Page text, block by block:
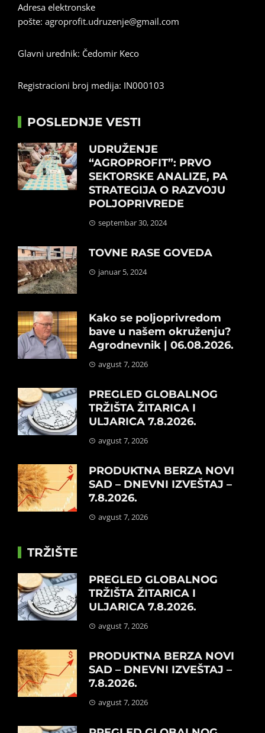
Adresa elektronske
pošte: agroprofit.udruzenje@gmail.com
Glavni urednik: Čedomir Keco
Registracioni broj medija: IN000103
POSLEDNJE VESTI
UDRUŽENJE
“AGROPROFIT”: PRVO
SEKTORSKE ANALIZE, PA
STRATEGIJA O RAZVOJU
POLJOPRIVREDE
septembar 30, 2024
TOVNE RASE GOVEDA
januar 5, 2024
Kako se poljoprivredom
bave u našem okruženju?
Agrodnevnik | 06.08.2026.
avgust 7, 2026
PREGLED GLOBALNOG
TRŽIŠTA ŽITARICA I
ULJARICA 7.8.2026.
avgust 7, 2026
PRODUKTNA BERZA NOVI
SAD – DNEVNI IZVEŠTAJ –
7.8.2026.
avgust 7, 2026
TRŽIŠTE
PREGLED GLOBALNOG
TRŽIŠTA ŽITARICA I
ULJARICA 7.8.2026.
avgust 7, 2026
PRODUKTNA BERZA NOVI
SAD – DNEVNI IZVEŠTAJ –
7.8.2026.
avgust 7, 2026